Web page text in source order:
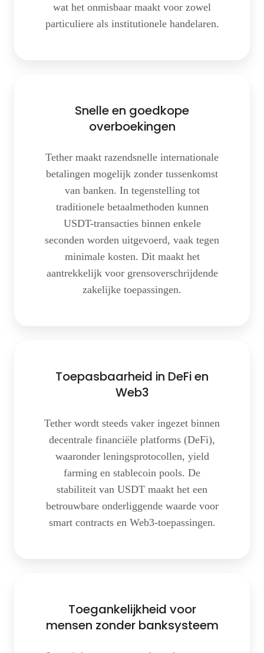
wat het onmisbaar maakt voor zowel
particuliere als institutionele handelaren.
Snelle en goedkope
overboekingen
Tether maakt razendsnelle internationale
betalingen mogelijk zonder tussenkomst
van banken. In tegenstelling tot
traditionele betaalmethoden kunnen
USDT-transacties binnen enkele
seconden worden uitgevoerd, vaak tegen
minimale kosten. Dit maakt het
aantrekkelijk voor grensoverschrijdende
zakelijke toepassingen.
Toepasbaarheid in DeFi en
Web3
Tether wordt steeds vaker ingezet binnen
decentrale financiële platforms (DeFi),
waaronder leningsprotocollen, yield
farming en stablecoin pools. De
stabiliteit van USDT maakt het een
betrouwbare onderliggende waarde voor
smart contracts en Web3-toepassingen.
DeFi
en
Toegankelijkheid voor
mensen zonder banksysteem